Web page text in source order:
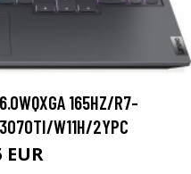
165HZ/R7-
W11H/2YPC
EUR